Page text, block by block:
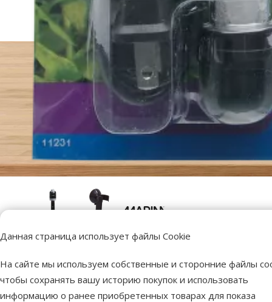
Данная страница использует файлы Cookie
На сайте мы используем собственные и сторонние файлы
чтобы сохранять вашу историю покупок и использовать
информацию о ранее приобретенных товарах для показа
аквариума – MARINA 50 W
mini
Добавить в корзину